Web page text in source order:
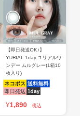
【即日発送OK♪】
YURIAL 1day ユリアルワ
ンデー ムルグレー(1箱10
枚入り)
ネコポス 送料無料
即日発送 1day
¥1,890 税込